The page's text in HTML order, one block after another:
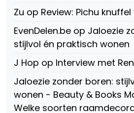
Zu op Review: Pichu
EvenDelen.be op Jaloezie
stijlvol én praktisch wonen
J Hop op Interview met
Jaloezie zonder boren:
wonen - Beauty & Books
Welke soorten